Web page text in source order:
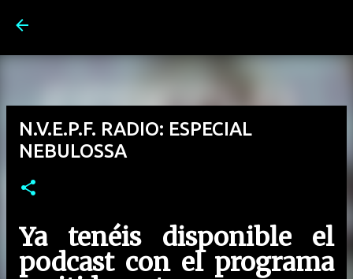
N.V.E.P.F. RADIO: ESPECIAL
NEBULOSSA
Ya tenéis disponible el
podcast con el programa